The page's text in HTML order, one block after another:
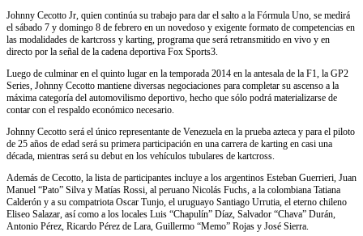
Johnny Cecotto Jr, quien continúa su trabajo para dar el salto a la Fórmula Uno, se medirá
el sábado 7 y domingo 8 de febrero en un novedoso y exigente formato de competencias en
las modalidades de kartcross y karting, programa que será retransmitido en vivo y en
directo por la señal de la cadena deportiva Fox Sports3.
Luego de culminar en el quinto lugar en la temporada 2014 en la antesala de la F1, la GP2
Series, Johnny Cecotto mantiene diversas negociaciones para completar su ascenso a la
máxima categoría del automovilismo deportivo, hecho que sólo podrá materializarse de
contar con el respaldo económico necesario.
Johnny Cecotto será el único representante de Venezuela en la prueba azteca y para el piloto
de 25 años de edad será su primera participación en una carrera de karting en casi una
década, mientras será su debut en los vehículos tubulares de kartcross.
Además de Cecotto, la lista de participantes incluye a los argentinos Esteban Guerrieri, Juan
Manuel “Pato” Silva y Matías Rossi, al peruano Nicolás Fuchs, a la colombiana Tatiana
Calderón y a su compatriota Oscar Tunjo, el uruguayo Santiago Urrutia, el eterno chileno
Eliseo Salazar, así como a los locales Luis “Chapulín” Díaz, Salvador “Chava” Durán,
Antonio Pérez, Ricardo Pérez de Lara, Guillermo “Memo” Rojas y José Sierra.